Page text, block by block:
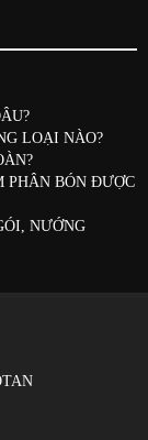
LOẠI NÀO?
PHÂN BÓN ĐƯỢC
NƯỚNG